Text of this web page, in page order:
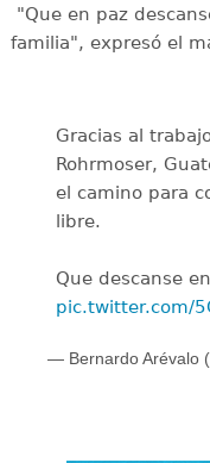
"Que en paz
familia", expresó el
Gracias al
Rohrmoser,
el camino para
libre.
Que descanse
pic.twitter.com/
— Bernardo Arévalo